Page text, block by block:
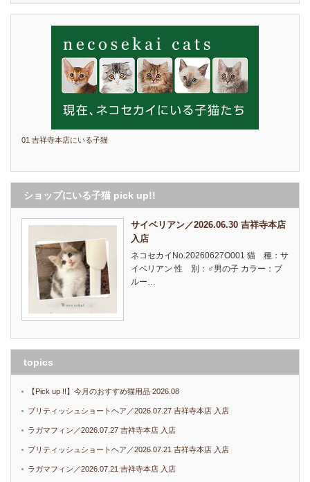
01 吉祥寺本店にいる子猫
ショップにいる子猫 pick up!!
サイベリアン／2026.06.30 吉祥寺本店
入店
ネコセカイNo.20260627O001 猫 種：サ
イベリアン 性 別：♂男の子 カラー：ブ
ルー…
topics
【Pick up !!】今月のおすすめ猫用品 2026.08
ブリティッシュショートヘア／2026.07.27 吉祥寺本店 入店
ラガマフィン／2026.07.27 吉祥寺本店 入店
ブリティッシュショートヘア／2026.07.21 吉祥寺本店 入店
ラガマフィン／2026.07.21 吉祥寺本店 入店